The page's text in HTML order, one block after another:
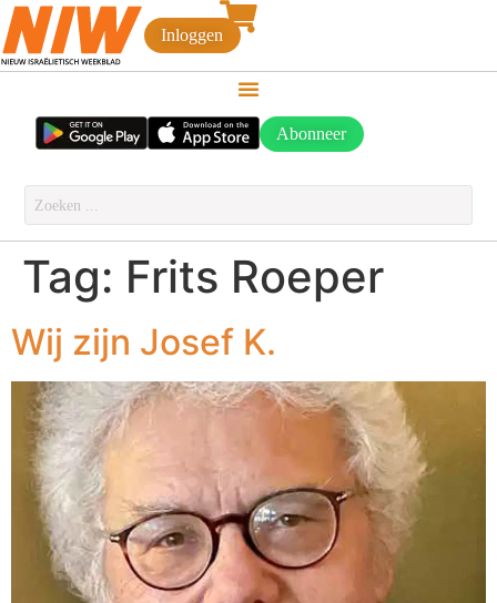
Inloggen
Abonneer
Tag: Frits Roeper
Wij zijn Josef K.